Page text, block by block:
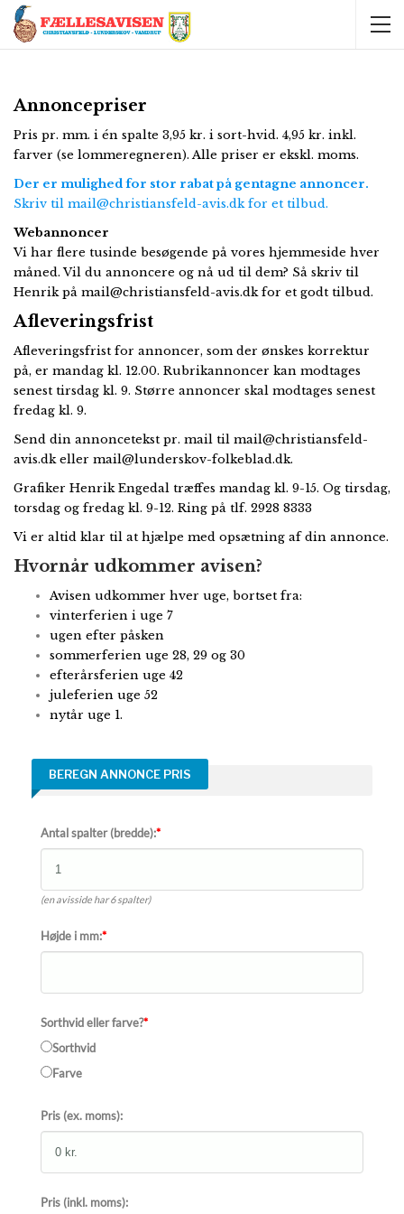
Annoncepriser
Pris pr. mm. i én spalte 3,95 kr. i sort-hvid. 4,95 kr. inkl.
farver (se lommeregneren). Alle priser er ekskl. moms.
Der er mulighed for stor rabat på gentagne annoncer.
Skriv til mail@christiansfeld-avis.dkfor et tilbud.
Webannoncer
Vi har flere tusinde besøgende på vores hjemmeside hver
måned. Vil du annoncere og nå ud til dem? Så skriv til
Henrik på mail@christiansfeld-avis.dkfor et godt tilbud.
Afleveringsfrist
Afleveringsfrist for annoncer, som der ønskes korrektur
på, er mandag kl. 12.00. Rubrikannoncer kan modtages
senest tirsdag kl. 9. Større annoncer skal modtages senest
fredag kl. 9.
Send din annoncetekst pr. mail til mail@christiansfeld-
avis.dkeller mail@lunderskov-folkeblad.dk.
Grafiker Henrik Engedal træffes mandag kl. 9-15. Og tirsdag,
torsdag og fredag kl. 9-12. Ring på tlf. 2928 8333
Vi er altid klar til at hjælpe med opsætning af din annonce.
Hvornår udkommer avisen?
Avisen udkommer hver uge, bortset fra:
vinterferien i uge 7
ugen efter påsken
sommerferien uge 28, 29 og 30
efterårsferien uge 42
juleferien uge 52
nytår uge 1.
BEREGN ANNONCE PRIS
Antal spalter (bredde):*
(en avisside har 6 spalter)
Højde i mm:*
Sorthvid eller farve?*
Sorthvid
Farve
Pris (ex. moms):
Pris (inkl. moms):